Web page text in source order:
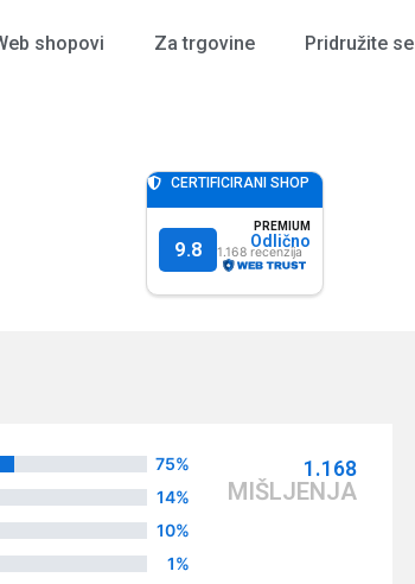
shopovi Za trgovine Pridružite se
CERTIFICIRANI SHOP
9.8
PREMIUM
Odlično
1.168
75%
14%
10%
1%
1.168
MIŠLJENJA